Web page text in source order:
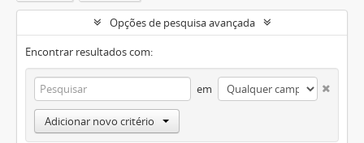
Opções de pesquisa avançada
Encontrar resultados com:
em
Adicionar novo critério